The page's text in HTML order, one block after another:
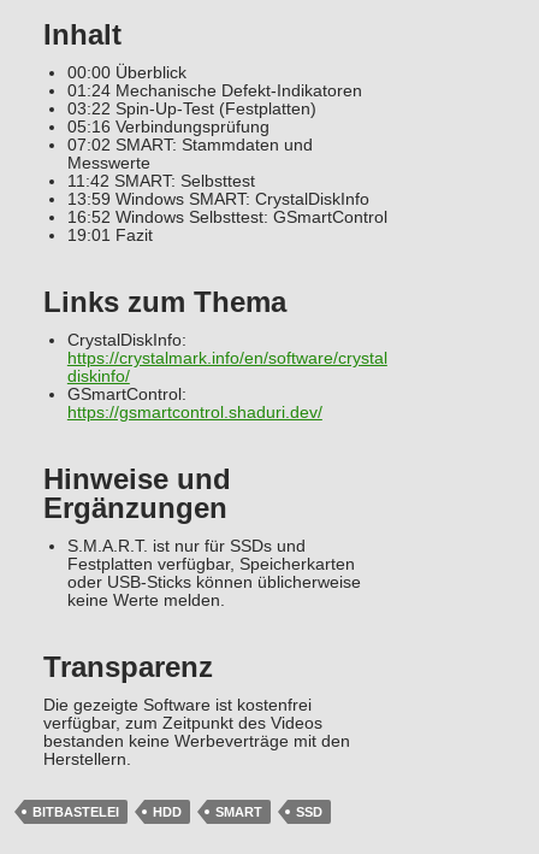
Inhalt
00:00 Überblick
01:24 Mechanische Defekt-Indikatoren
03:22 Spin-Up-Test (Festplatten)
05:16 Verbindungsprüfung
07:02 SMART: Stammdaten und
Messwerte
11:42 SMART: Selbsttest
13:59 Windows SMART: CrystalDiskInfo
16:52 Windows Selbsttest: GSmartControl
19:01 Fazit
Links zum Thema
CrystalDiskInfo:
https://crystalmark.info/en/software/crystal
diskinfo/
GSmartControl:
https://gsmartcontrol.shaduri.dev/
Hinweise und
Ergänzungen
S.M.A.R.T. ist nur für SSDs und
Festplatten verfügbar, Speicherkarten
oder USB-Sticks können üblicherweise
keine Werte melden.
Transparenz
Die gezeigte Software ist kostenfrei
verfügbar, zum Zeitpunkt des Videos
bestanden keine Werbeverträge mit den
Herstellern.
BITBASTELEI HDD SMART SSD